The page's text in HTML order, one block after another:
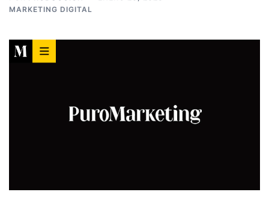
MARKETING DIGITAL